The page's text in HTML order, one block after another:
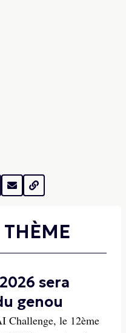
THÈME
sera
genou
Challenge, le 12ème